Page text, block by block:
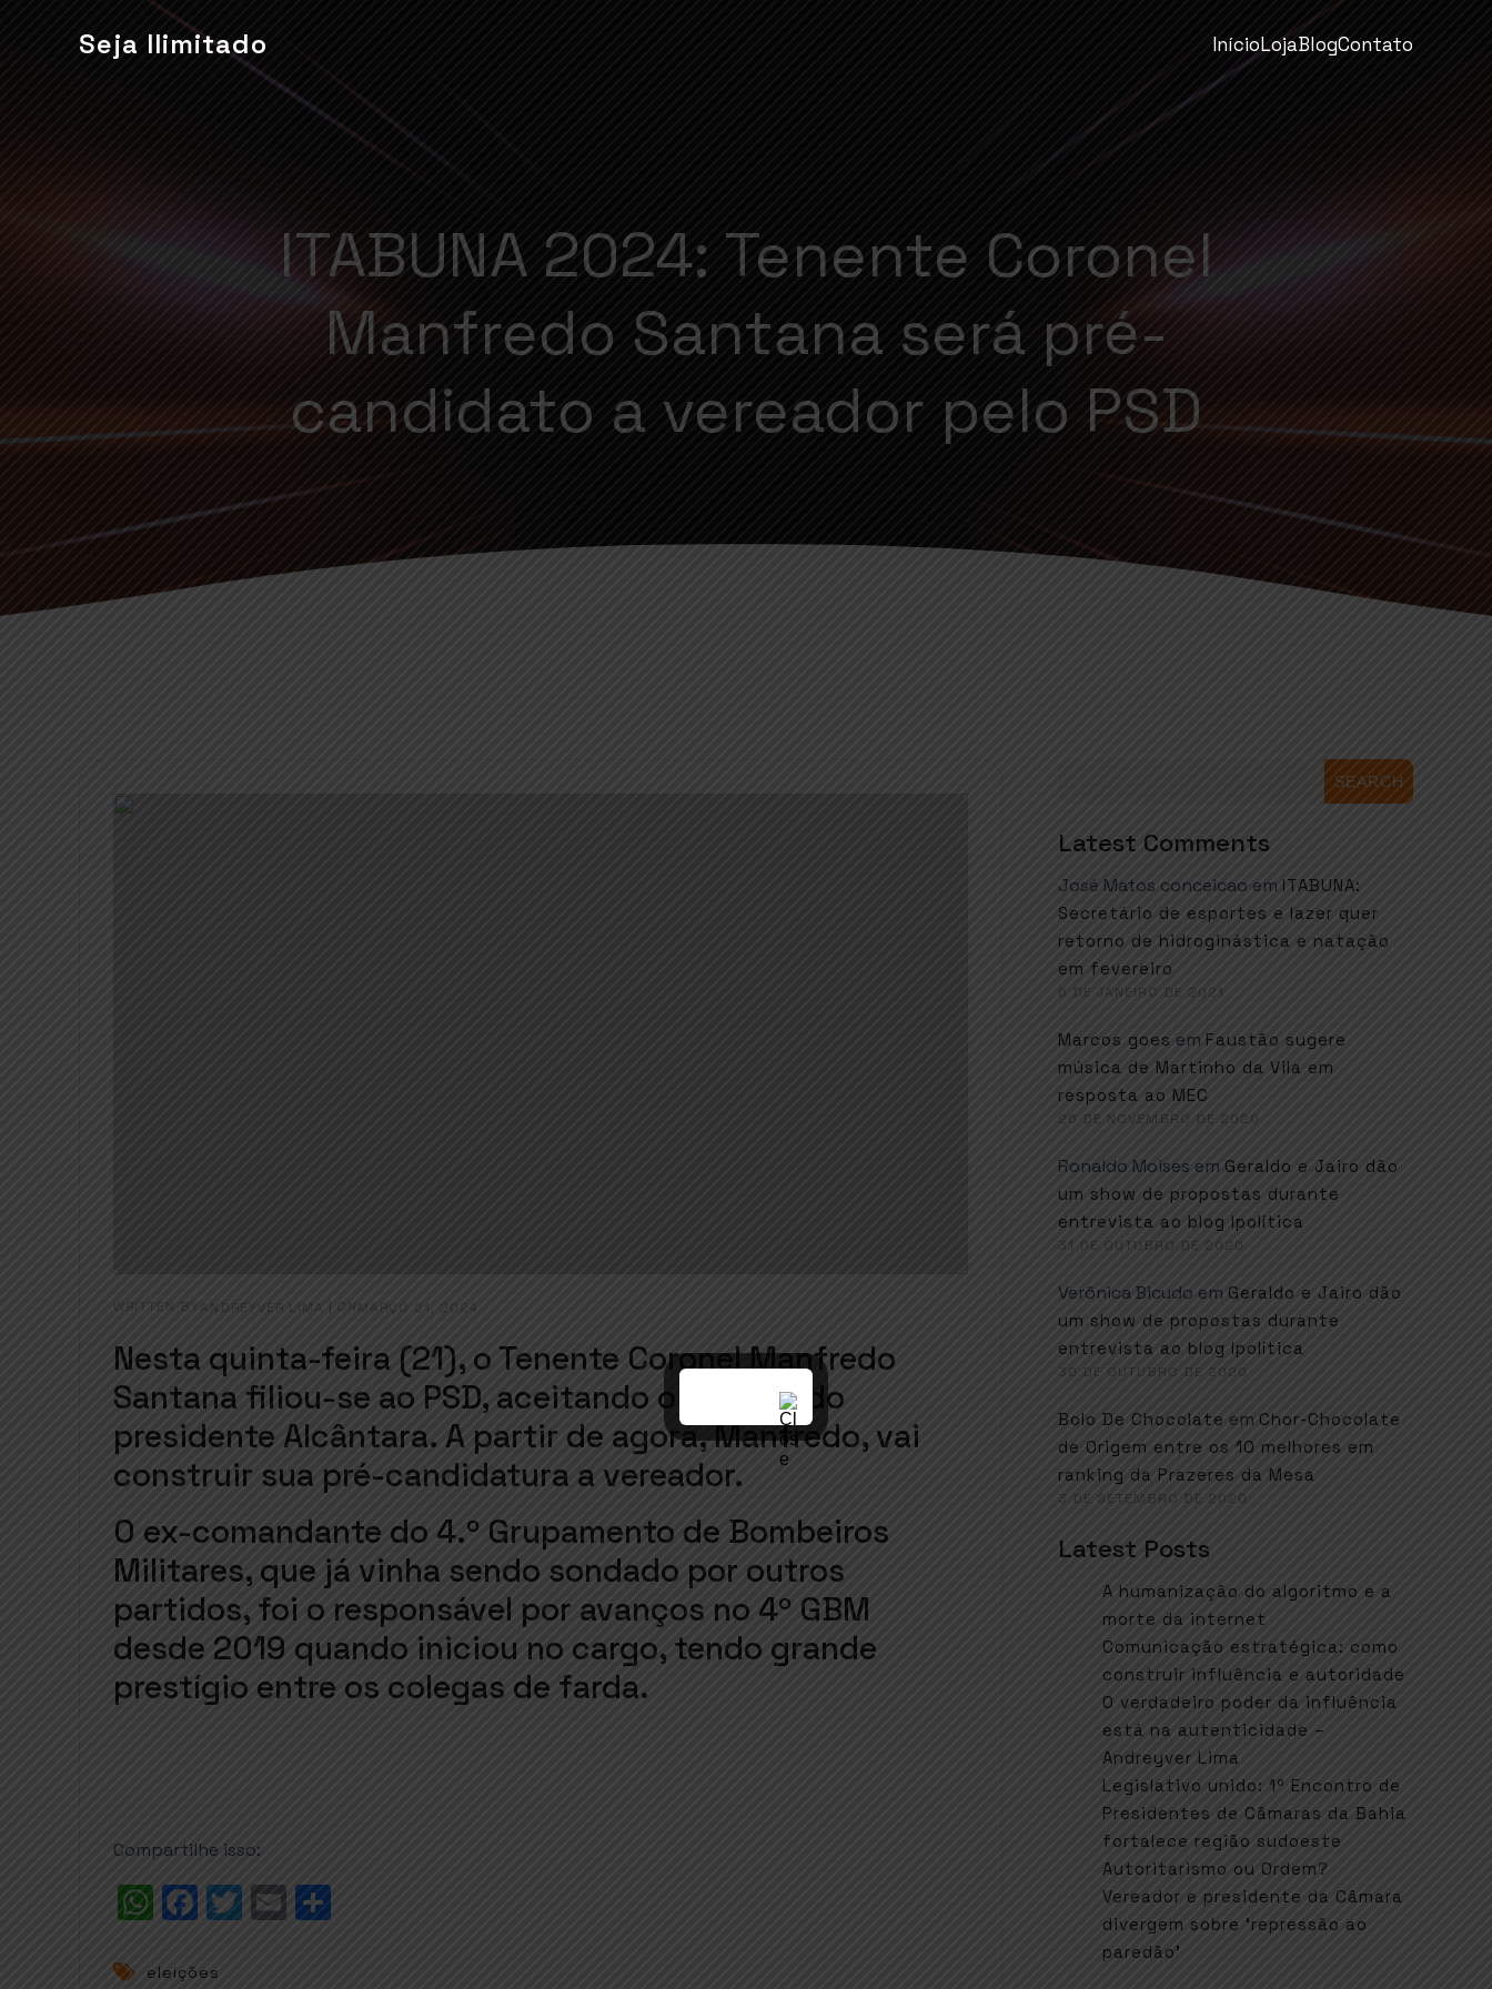
Seja Ilimitado InícioLojaBlogContato
ITABUNA 2024: Tenente Coronel
Manfredo Santana será pré-
candidato a vereador pelo PSD
WRITTEN BY ANDREYVER LIMA ON MARÇO 21, 2024
Nesta quinta-feira (21), o Tenente Coronel Manfredo
Santana filiou-se ao PSD, aceitando o convite do
presidente Alcântara. A partir de agora, Manfredo, vai
construir sua pré-candidatura a vereador.
O ex-comandante do 4.º Grupamento de Bombeiros
Militares, que já vinha sendo sondado por outros
partidos, foi o responsável por avanços no 4º GBM
desde 2019 quando iniciou no cargo, tendo grande
prestígio entre os colegas de farda.
Compartilhe isso:
W
h
a
F
a
c
T
w
E
m
eleições
SEARCH
Latest Comments
José Matos conceicao em ITABUNA:
Secretário de esportes e lazer quer
retorno de hidroginástica e natação
em fevereiro
6 DE JANEIRO DE 2021
Marcos goes em Faustão sugere
música de Martinho da Vila em
resposta ao MEC
26 DE NOVEMBRO DE 2020
Ronaldo Moises em Geraldo e Jairo dão
um show de propostas durante
entrevista ao blog Ipolítica
31 DE OUTUBRO DE 2020
Verônica Bicudo em Geraldo e Jairo dão
um show de propostas durante
entrevista ao blog Ipolítica
30 DE OUTUBRO DE 2020
Bolo De Chocolate em Chor-Chocolate
de Origem entre os 10 melhores em
ranking da Prazeres da Mesa
3 DE SETEMBRO DE 2020
Latest Posts
A humanização do algoritmo e a
morte da internet
Comunicação estratégica: como
construir influência e autoridade
O verdadeiro poder da influência
está na autenticidade –
Andreyver Lima
Legislativo unido: 1º Encontro de
Presidentes de Câmaras da Bahia
fortalece região sudoeste
Autoritarismo ou Ordem?
Vereador e presidente da Câmara
divergem sobre ‘repressão ao
paredão’